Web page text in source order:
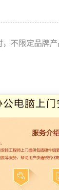
，不限定品牌产